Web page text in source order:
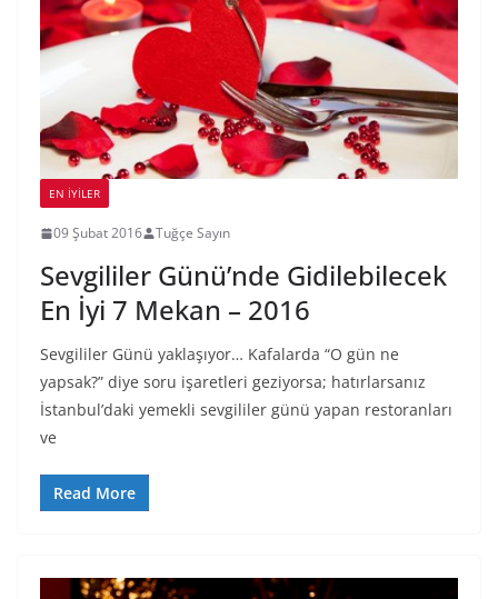
EN İYILER
09 Şubat 2016 Tuğçe Sayın
Sevgililer Günü’nde Gidilebilecek
En İyi 7 Mekan – 2016
Sevgililer Günü yaklaşıyor… Kafalarda “O gün ne
yapsak?” diye soru işaretleri geziyorsa; hatırlarsanız
İstanbul’daki yemekli sevgililer günü yapan restoranları
ve
Read More